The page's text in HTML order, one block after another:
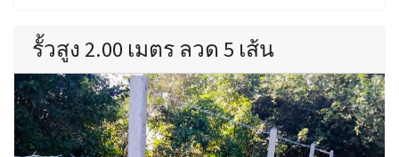
รั้วสูง 2.00 เมตร ลวด 5 เส้น